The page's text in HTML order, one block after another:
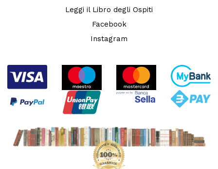
Leggi il Libro degli Ospiti
Facebook
Instagram